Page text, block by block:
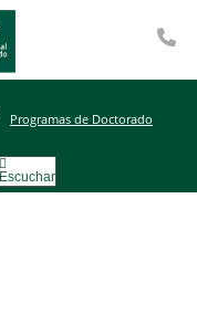
Programas de Doctorado
Escuchar